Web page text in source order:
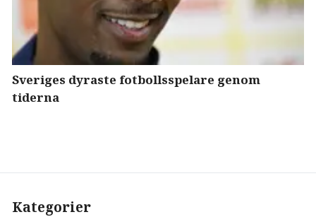
Sveriges dyraste fotbollsspelare genom
tiderna
Kategorier